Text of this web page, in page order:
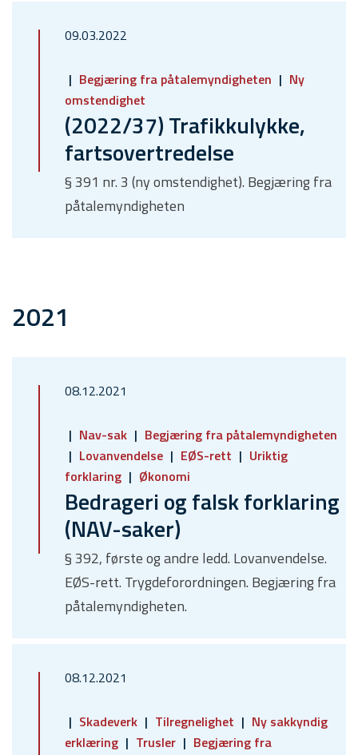
09.03.2022
Begjæring fra påtalemyndigheten
Ny
omstendighet
(2022/37) Trafikkulykke,
fartsovertredelse
§ 391 nr. 3 (ny omstendighet). Begjæring fra
påtalemyndigheten
2021
08.12.2021
Nav-sak
Begjæring fra påtalemyndigheten
Lovanvendelse
EØS-rett
Uriktig
forklaring
Økonomi
Bedrageri og falsk forklaring
(NAV-saker)
§ 392, første og andre ledd. Lovanvendelse.
EØS-rett. Trygdeforordningen. Begjæring fra
påtalemyndigheten.
08.12.2021
Skadeverk Tilregnelighet
Ny sakkyndig
erklæring
Trusler
Begjæring fra